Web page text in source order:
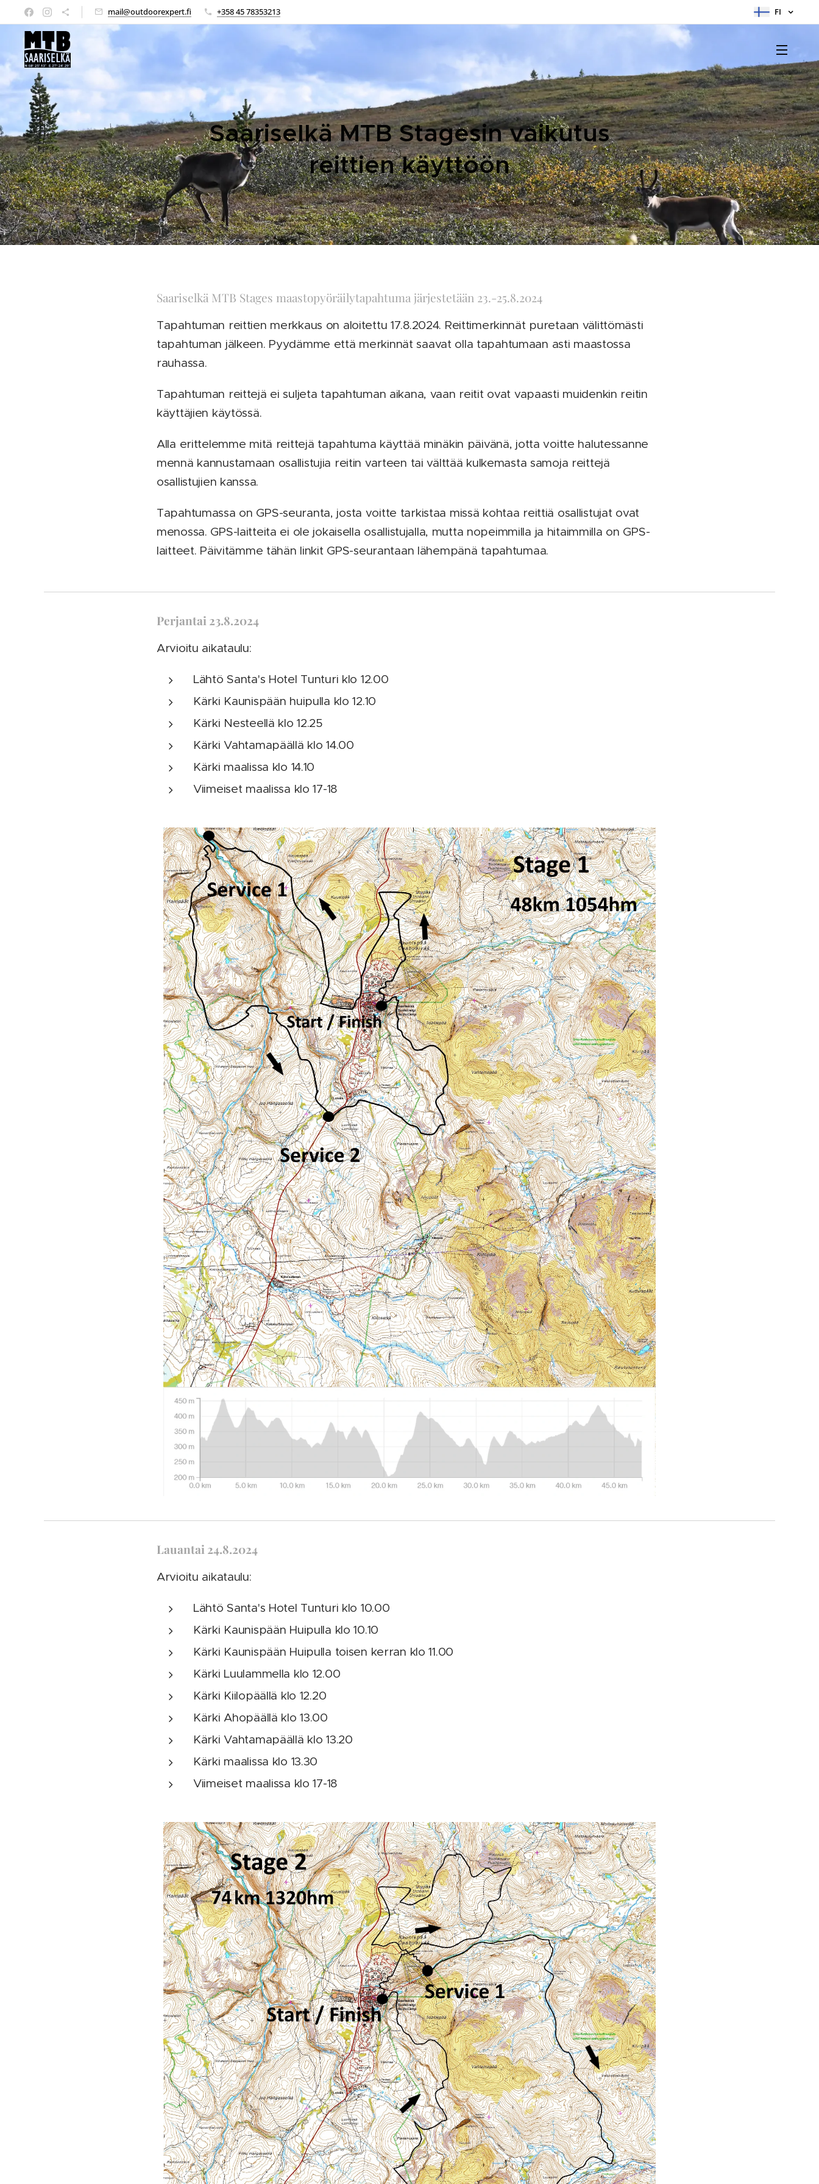
mail@outdoorexpert.fi +358 45 78353213 FI
Saariselkä MTB Stagesin vaikutus
reittien käyttöön
19.08.2024
Saariselkä MTB Stages maastopyöräilytapahtuma järjestetään 23.-25.8.2024
Tapahtuman reittien merkkaus on aloitettu 17.8.2024. Reittimerkinnät puretaan välittömästi
tapahtuman jälkeen. Pyydämme että merkinnät saavat olla tapahtumaan asti maastossa
rauhassa.
Tapahtuman reittejä ei suljeta tapahtuman aikana, vaan reitit ovat vapaasti muidenkin reitin
käyttäjien käytössä.
Alla erittelemme mitä reittejä tapahtuma käyttää minäkin päivänä, jotta voitte halutessanne
mennä kannustamaan osallistujia reitin varteen tai välttää kulkemasta samoja reittejä
osallistujien kanssa.
Tapahtumassa on GPS-seuranta, josta voitte tarkistaa missä kohtaa reittiä osallistujat ovat
menossa. GPS-laitteita ei ole jokaisella osallistujalla, mutta nopeimmilla ja hitaimmilla on GPS-
laitteet. Päivitämme tähän linkit GPS-seurantaan lähempänä tapahtumaa.
Perjantai 23.8.2024
Arvioitu aikataulu:
Lähtö Santa's Hotel Tunturi klo 12.00
Kärki Kaunispään huipulla klo 12.10
Kärki Nesteellä klo 12.25
Kärki Vahtamapäällä klo 14.00
Kärki maalissa klo 14.10
Viimeiset maalissa klo 17-18
Lauantai 24.8.2024
Arvioitu aikataulu:
Lähtö Santa's Hotel Tunturi klo 10.00
Kärki Kaunispään Huipulla klo 10.10
Kärki Kaunispään Huipulla toisen kerran klo 11.00
Kärki Luulammella klo 12.00
Kärki Kiilopäällä klo 12.20
Kärki Ahopäällä klo 13.00
Kärki Vahtamapäällä klo 13.20
Kärki maalissa klo 13.30
Viimeiset maalissa klo 17-18